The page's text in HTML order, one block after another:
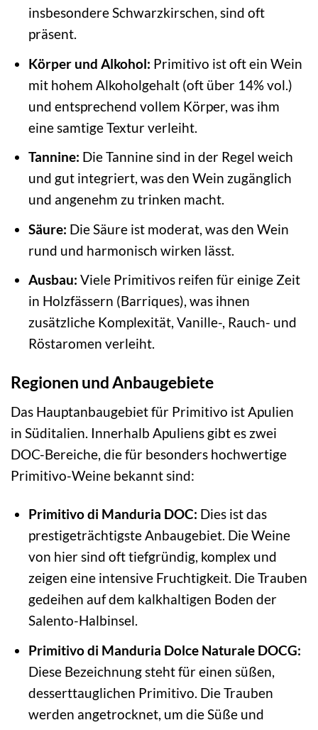
insbesondere Schwarzkirschen, sind oft
präsent.
Körper und Alkohol: Primitivo ist oft ein Wein
mit hohem Alkoholgehalt (oft über 14% vol.)
und entsprechend vollem Körper, was ihm
eine samtige Textur verleiht.
Tannine: Die Tannine sind in der Regel weich
und gut integriert, was den Wein zugänglich
und angenehm zu trinken macht.
Säure: Die Säure ist moderat, was den Wein
rund und harmonisch wirken lässt.
Ausbau: Viele Primitivos reifen für einige Zeit
in Holzfässern (Barriques), was ihnen
zusätzliche Komplexität, Vanille-, Rauch- und
Röstaromen verleiht.
Regionen und Anbaugebiete
Das Hauptanbaugebiet für Primitivo ist Apulien
in Süditalien. Innerhalb Apuliens gibt es zwei
DOC-Bereiche, die für besonders hochwertige
Primitivo-Weine bekannt sind:
Primitivo di Manduria DOC: Dies ist das
prestigeträchtigste Anbaugebiet. Die Weine
von hier sind oft tiefgründig, komplex und
zeigen eine intensive Fruchtigkeit. Die Trauben
gedeihen auf dem kalkhaltigen Boden der
Salento-Halbinsel.
Primitivo di Manduria Dolce Naturale DOCG:
Diese Bezeichnung steht für einen süßen,
desserttauglichen Primitivo. Die Trauben
werden angetrocknet, um die Süße und